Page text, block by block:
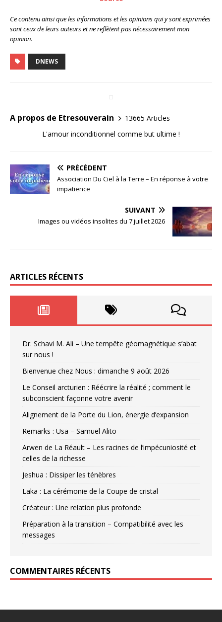
Ce contenu ainsi que les informations et les opinions qui y sont exprimées
sont ceux de leurs auteurs et ne reflètent pas nécessairement mon
opinion.
DNEWS
A propos de Etresouverain
13665 Articles
L'amour inconditionnel comme but ultime !
PRÉCÉDENT
Association Du Ciel à la Terre – En réponse à votre
impatience
SUIVANT
Images ou vidéos insolites du 7 juillet 2026
ARTICLES RÉCENTS
Dr. Schavi M. Ali – Une tempête géomagnétique s’abat
sur nous !
Bienvenue chez Nous : dimanche 9 août 2026
Le Conseil arcturien : Réécrire la réalité ; comment le
subconscient façonne votre avenir
Alignement de la Porte du Lion, énergie d’expansion
Remarks : Usa – Samuel Alito
Arwen de La Réault – Les racines de l’impécuniosité et
celles de la richesse
Jeshua : Dissiper les ténèbres
Laka : La cérémonie de la Coupe de cristal
Créateur : Une relation plus profonde
Préparation à la transition – Compatibilité avec les
messages
COMMENTAIRES RÉCENTS